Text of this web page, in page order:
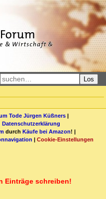
Los
Tode Jürgen Küßners |
Datenschutzerklärung
durch Käufe bei Amazon! |
| Cookie-Einstellungen
Einträge schreiben!